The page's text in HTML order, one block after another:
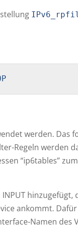
werden. Das
Regeln werden
“ip6tables”
hinzugefügt,
ankommt.
Namen des